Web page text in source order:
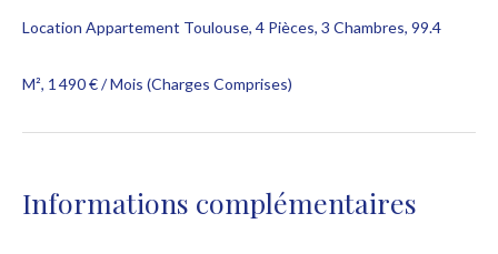
Location Appartement Toulouse, 4 Pièces, 3 Chambres, 99.4
M², 1 490 € / Mois (Charges Comprises)
Informations complémentaires